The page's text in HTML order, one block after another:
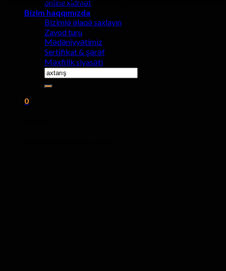
online xidmət
Bizim haqqımızda
Bizimlə əlaqə saxlayın
Zavod turu
Mədəniyyətimiz
Sertifikat & şərəf
Məxfilik siyasəti
Axtarmaq:
0